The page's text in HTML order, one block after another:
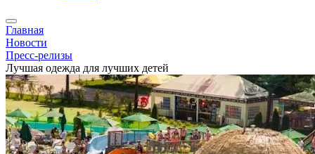
Главная
Новости
Пресс-релизы
Лучшая одежда для лучших детей